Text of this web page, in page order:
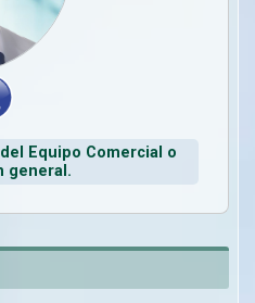
Equipo Comercial o
general.